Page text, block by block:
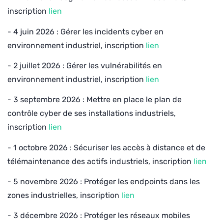
inscription lien
- 4 juin 2026 : Gérer les incidents cyber en
environnement industriel​, inscription lien
- 2 juillet 2026 : Gérer les vulnérabilités en
environnement industriel​​, inscription lien
- 3 septembre 2026 : Mettre en place le plan de
contrôle cyber de ses installations industriels​​,
inscription lien
- 1 octobre 2026 : Sécuriser les accès à distance et de
télémaintenance des actifs industriels, inscription lien
- 5 novembre 2026 : Protéger les endpoints dans les
zones industrielles, inscription lien
- 3 décembre 2026 : Protéger les réseaux mobiles